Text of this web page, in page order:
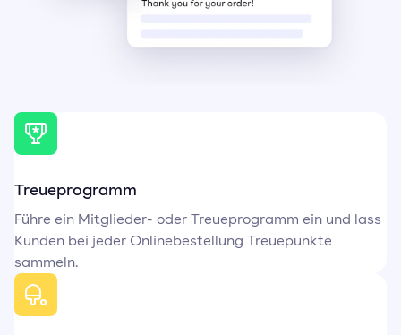
Treueprogramm
Führe ein Mitglieder- oder Treueprogramm ein und lass
Kunden bei jeder Onlinebestellung Treuepunkte
sammeln.